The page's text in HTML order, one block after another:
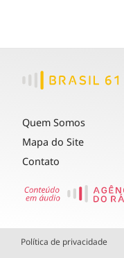
Quem Somos
Mapa do Site
Contato
Política de privacidade